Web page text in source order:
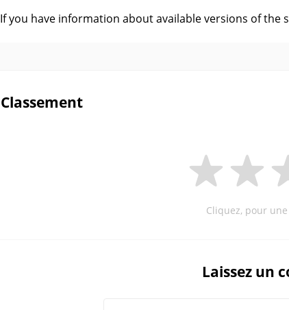
If you have information about available versions of the
Classement
Cliquez, pour
Laissez un